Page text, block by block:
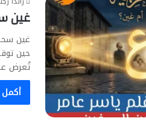
غين
غين
حين
تُعرض
أكمل